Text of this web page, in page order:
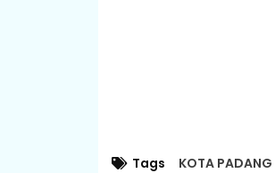
Tags KOTA PADANG